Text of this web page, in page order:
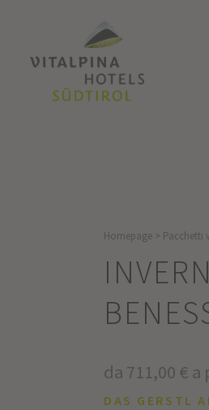
Homepage > Pacchetti
da 711,00 € a
DAS GERSTL